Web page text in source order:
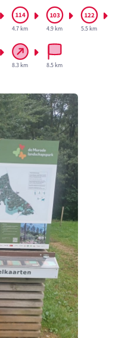
4.7 km 4.9 km 5.5 km
8.3 km 8.5 km